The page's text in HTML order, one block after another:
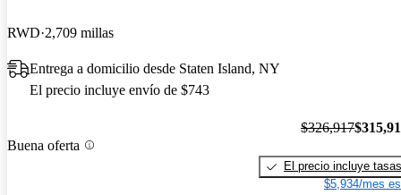
RWD 2,709 millas
Entrega a domicilio desde Staten Island, NY
El precio incluye envío de $743
Buena oferta
$326,917
El precio incluye tasas
$5,934/mes